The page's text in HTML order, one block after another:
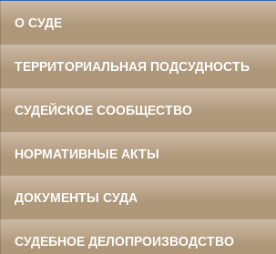
О СУДЕ
ТЕРРИТОРИАЛЬНАЯ ПОДСУДНОСТЬ
СУДЕЙСКОЕ СООБЩЕСТВО
НОРМАТИВНЫЕ АКТЫ
ДОКУМЕНТЫ СУДА
СУДЕБНОЕ ДЕЛОПРОИЗВОДСТВО